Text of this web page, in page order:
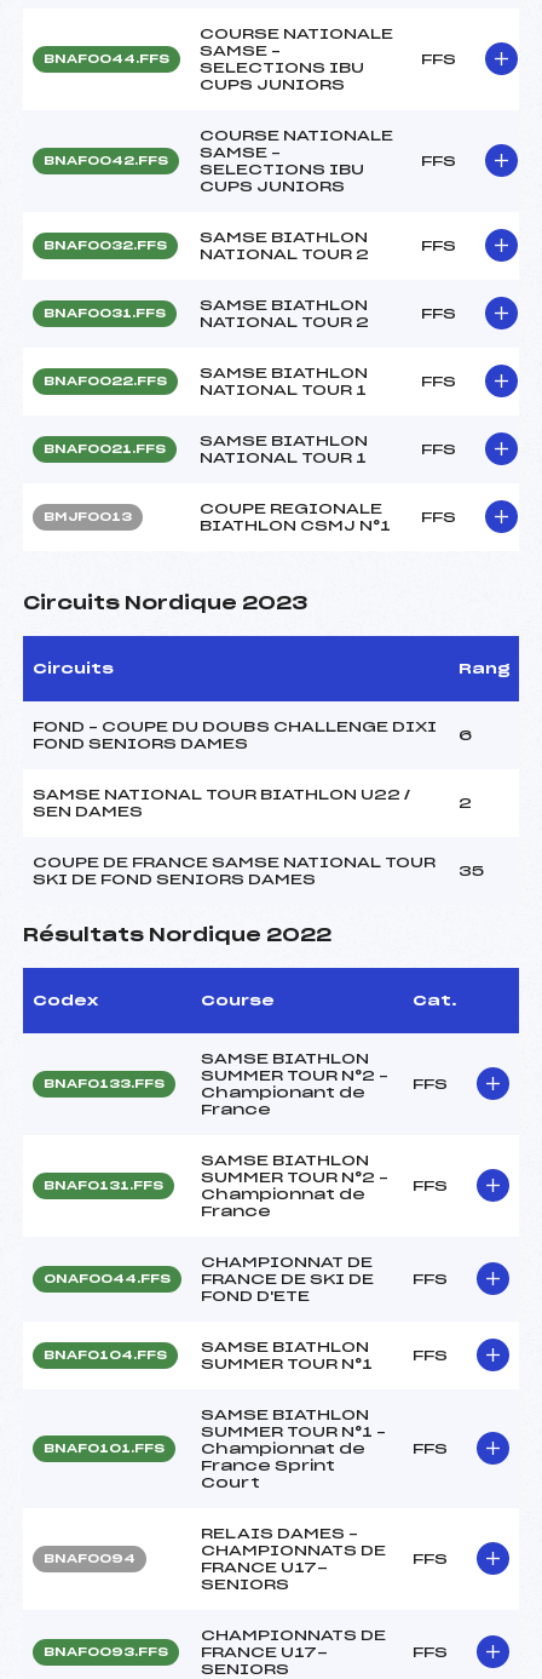
BNAF0044.FFS
COURSE NATIONALE
SAMSE –
SELECTIONS IBU
CUPS JUNIORS
FFS
BNAF0042.FFS
COURSE NATIONALE
SAMSE –
SELECTIONS IBU
CUPS JUNIORS
FFS
BNAF0032.FFS
SAMSE BIATHLON
NATIONAL TOUR 2
FFS
BNAF0031.FFS
SAMSE BIATHLON
NATIONAL TOUR 2
FFS
BNAF0022.FFS
SAMSE BIATHLON
NATIONAL TOUR 1
FFS
BNAF0021.FFS
SAMSE BIATHLON
NATIONAL TOUR 1
FFS
BMJF0013
COUPE REGIONALE
BIATHLON CSMJ N°1
FFS
Circuits Nordique 2023
Circuits Rang
FOND – COUPE DU DOUBS CHALLENGE DIXI
FOND SENIORS DAMES
6
SAMSE NATIONAL TOUR BIATHLON U22 /
SEN DAMES
2
COUPE DE FRANCE SAMSE NATIONAL TOUR
SKI DE FOND SENIORS DAMES
35
Résultats Nordique 2022
Codex Course Cat.
BNAF0133.FFS
SAMSE BIATHLON
SUMMER TOUR N°2 –
Championant de
France
FFS
BNAF0131.FFS
SAMSE BIATHLON
SUMMER TOUR N°2 –
Championnat de
France
FFS
ONAF0044.FFS
CHAMPIONNAT DE
FRANCE DE SKI DE
FOND D'ETE
FFS
BNAF0104.FFS
SAMSE BIATHLON
SUMMER TOUR N°1
FFS
BNAF0101.FFS
SAMSE BIATHLON
SUMMER TOUR N°1 –
Championnat de
France Sprint
Court
FFS
BNAF0094
RELAIS DAMES –
CHAMPIONNATS DE
FRANCE U17-
SENIORS
FFS
BNAF0093.FFS
CHAMPIONNATS DE
FRANCE U17-
SENIORS
FFS